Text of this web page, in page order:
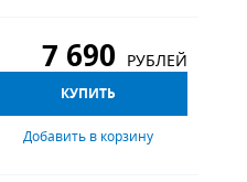
7 690 РУБЛЕЙ
КУПИТЬ
Добавить в корзину